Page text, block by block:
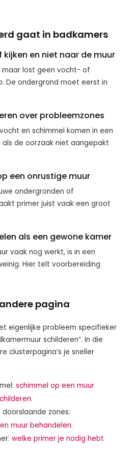
gaat in badkamers
kijken en niet naar de muur
maar lost geen vocht- of
De ondergrond moet eerst in
over probleemzones
en schimmel komen in een
de oorzaak niet aangepakt
een onrustige muur
ondergronden of
primer juist vaak een groot
als een gewone kamer
vaak nog werkt, is in een
Hier telt voorbereiding
pagina
eigenlijke probleem specifieker
schilderen”. In die
clusterpagina’s je sneller
schimmel op een muur
.
zones:
muur behandelen.
welke primer je nodig hebt